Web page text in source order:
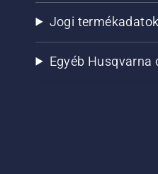
Jogi termékadatok
Egyéb Husqvarna